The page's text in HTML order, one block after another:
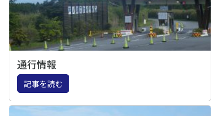
通行情報
記事を読む